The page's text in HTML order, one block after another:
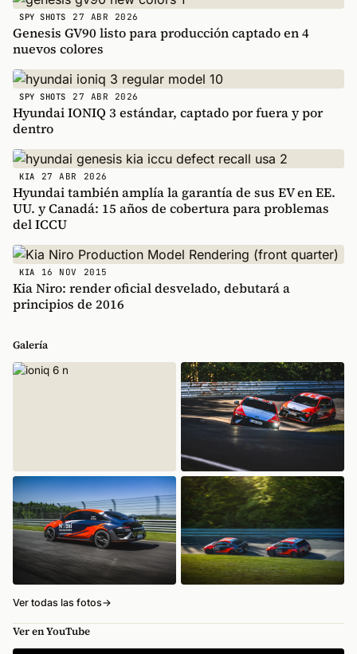
SPY SHOTS 27 ABR 2026
Genesis GV90 listo para producción captado en 4
nuevos colores
SPY SHOTS 27 ABR 2026
Hyundai IONIQ 3 estándar, captado por fuera y por
dentro
KIA 27 ABR 2026
Hyundai también amplía la garantía de sus EV en EE.
UU. y Canadá: 15 años de cobertura para problemas
del ICCU
KIA 16 NOV 2015
Kia Niro: render oficial desvelado, debutará a
principios de 2016
Galería
Ver todas las fotos→
Ver en YouTube